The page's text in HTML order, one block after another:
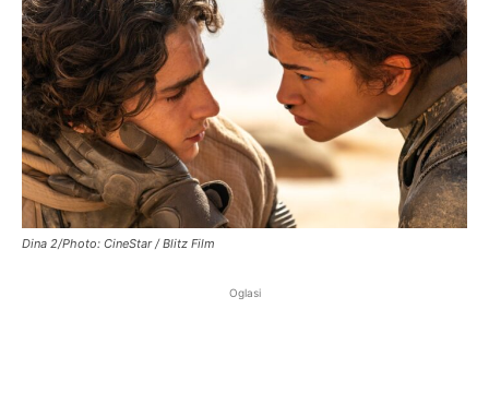
Dina 2/Photo: CineStar / Blitz Film
Oglasi